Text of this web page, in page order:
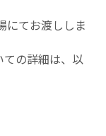
にてお渡ししま
の詳細は、以